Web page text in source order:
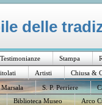
delle
Testimonianze Stampa
Artisti
Chiusa &
Marsala S. P. Perriere
Biblioteca Museo Arco